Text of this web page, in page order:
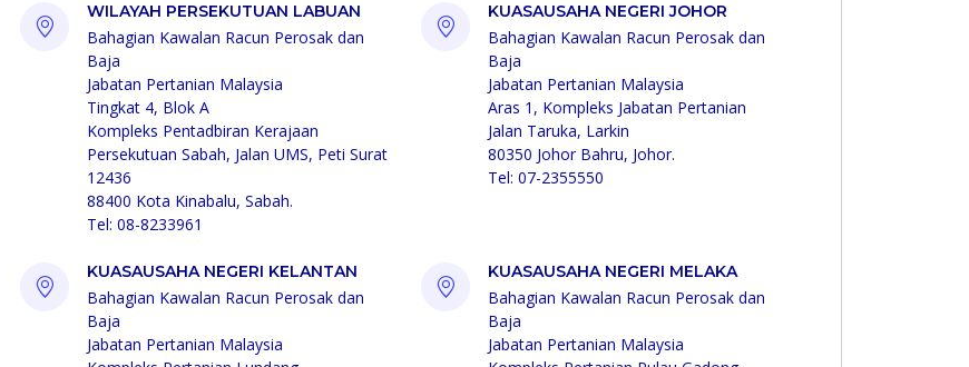
WILAYAH PERSEKUTUAN LABUAN
Bahagian Kawalan Racun Perosak dan
Baja
Jabatan Pertanian Malaysia
Tingkat 4, Blok A
Kompleks Pentadbiran Kerajaan
Persekutuan Sabah, Jalan UMS, Peti Surat
12436
88400 Kota Kinabalu, Sabah.
Tel: 08-8233961
KUASAUSAHA NEGERI JOHOR
Bahagian Kawalan Racun Perosak dan
Baja
Jabatan Pertanian Malaysia
Aras 1, Kompleks Jabatan Pertanian
Jalan Taruka, Larkin
80350 Johor Bahru, Johor.
Tel: 07-2355550
KUASAUSAHA NEGERI KELANTAN
Bahagian Kawalan Racun Perosak dan
Baja
Jabatan Pertanian Malaysia
KUASAUSAHA NEGERI MELAKA
Bahagian Kawalan Racun Perosak dan
Baja
Jabatan Pertanian Malaysia